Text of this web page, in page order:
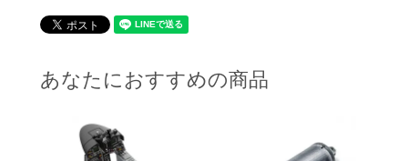
あなたにおすすめの商品